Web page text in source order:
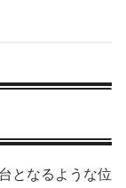
となるような位